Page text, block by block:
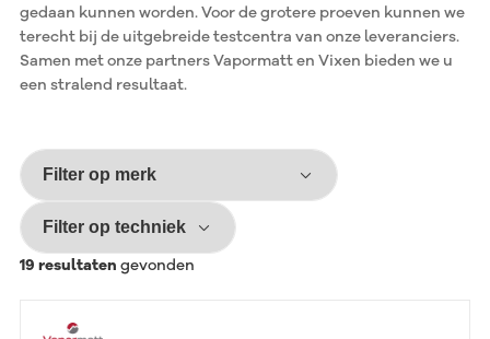
gedaan kunnen worden. Voor de grotere proeven kunnen we
terecht bij de uitgebreide testcentra van onze leveranciers.
Samen met onze partners Vapormatt en Vixen bieden we u
een stralend resultaat.
19 resultaten gevonden